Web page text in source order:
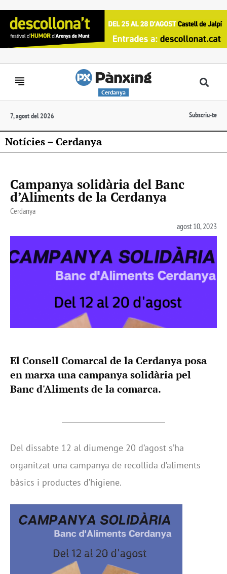
Cerdanya
7, agost del 2026 Subscriu-te
Notícies – Cerdanya
Campanya solidària del Banc
d’Aliments de la Cerdanya
Cerdanya
agost 10, 2023
El Consell Comarcal de la Cerdanya posa
en marxa una campanya solidària pel
Banc d'Aliments de la comarca.
Del dissabte 12 al diumenge 20 d’agost s’ha
organitzat una campanya de recollida d’aliments
bàsics i productes d’higiene.